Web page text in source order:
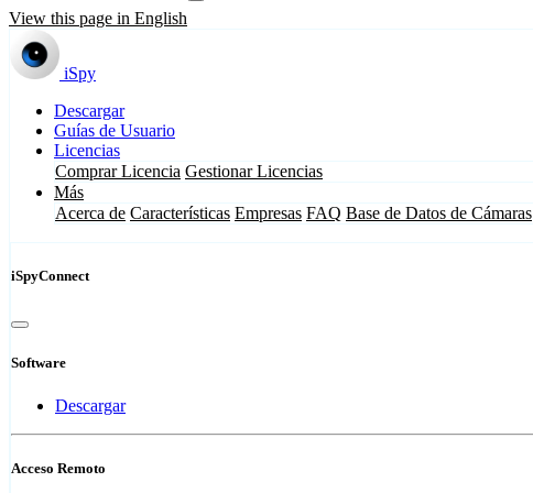
View this page in English
iSpy
Descargar
Guías de Usuario
Licencias
Comprar Licencia Gestionar Licencias
Más
Acerca de Características Empresas FAQ Base de Datos de Cámaras
iSpyConnect
Software
Descargar
Acceso Remoto